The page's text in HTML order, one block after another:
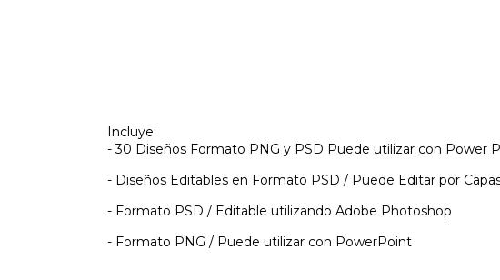
Incluye:
- 30 Diseños Formato PNG y PSD Puede utilizar con Power
- Diseños Editables en Formato PSD / Puede Editar por
- Formato PSD / Editable utilizando Adobe Photoshop
- Formato PNG / Puede utilizar con PowerPoint